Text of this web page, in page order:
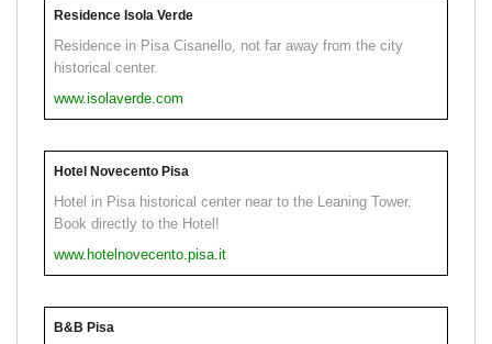
Residence Isola Verde
Residence in Pisa Cisanello, not far away from the city
historical center.
www.isolaverde.com
Hotel Novecento Pisa
Hotel in Pisa historical center near to the Leaning Tower.
Book directly to the Hotel!
www.hotelnovecento.pisa.it
B&B Pisa